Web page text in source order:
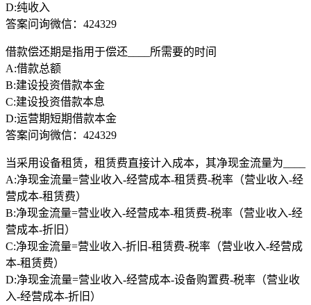
D:纯收入
答案问询微信：424329
借款偿还期是指用于偿还____所需要的时间
A:借款总额
B:建设投资借款本金
C:建设投资借款本息
D:运营期短期借款本金
答案问询微信：424329
当采用设备租赁，租赁费直接计入成本，其净现金流量为____
A:净现金流量=营业收入-经营成本-租赁费-税率（营业收入-经
营成本-租赁费）
B:净现金流量=营业收入-经营成本-租赁费-税率（营业收入-经
营成本-折旧）
C:净现金流量=营业收入-折旧-租赁费-税率（营业收入-经营成
本-租赁费）
D:净现金流量=营业收入-经营成本-设备购置费-税率（营业收
入-经营成本-折旧）